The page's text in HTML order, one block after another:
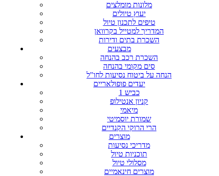
מלונות מומלצים
יעוץ טיולים
טיפים לתכנון טיול
המדריך למטייל בקרוואן
השכרת בתים ודירות
מבצעים
השכרת רכב בהנחה
סים מקומי בהנחה
הנחה על ביטוח נסיעות לחו"ל
יעדים פופולאריים
כביש 1
קניון אנטילופ
מיאמי
שמורת יוסמיטי
הרי הרוקי הקנדיים
מוצרים
מדריכי נסיעות
תוכניות טיול
מסלולי טיול
מוצרים חינאמיים